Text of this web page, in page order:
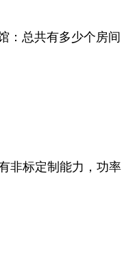
：总共有多少个房间
非标定制能力，功率